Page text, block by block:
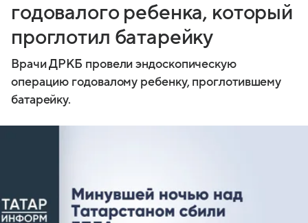
годовалого ребенка, который
проглотил батарейку
Врачи ДРКБ провели эндоскопическую
операцию годовалому ребенку, проглотившему
батарейку.